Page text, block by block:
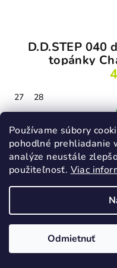
Používame súbory
pohodlné prehliadanie
analýze neustále
použiteľnosť. Viac
Odmietnuť
D.D.STEP 040
topánky
27
28